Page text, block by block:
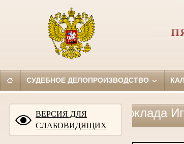
СУДЕБНОЕ ДЕЛОПРОИЗВОДСТВО
ВЕРСИЯ ДЛЯ
СЛАБОВИДЯЩИХ
доклада Игоря